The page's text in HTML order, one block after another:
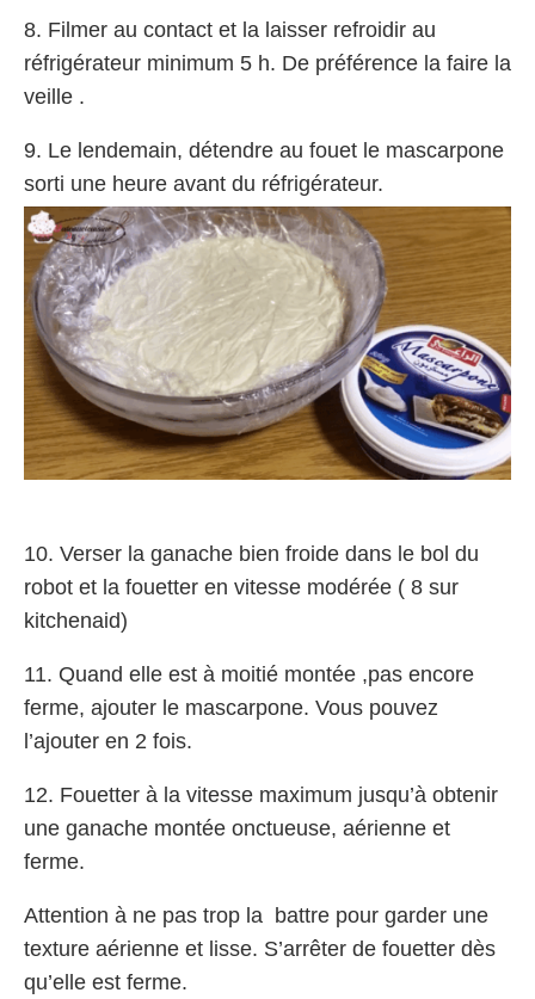
8. Filmer au contact et la laisser refroidir au
réfrigérateur minimum 5 h. De préférence la faire la
veille .
9. Le lendemain, détendre au fouet le mascarpone
sorti une heure avant du réfrigérateur.
10. Verser la ganache bien froide dans le bol du
robot et la fouetter en vitesse modérée ( 8 sur
kitchenaid)
11. Quand elle est à moitié montée ,pas encore
ferme, ajouter le mascarpone. Vous pouvez
l’ajouter en 2 fois.
12. Fouetter à la vitesse maximum jusqu’à obtenir
une ganache montée onctueuse, aérienne et
ferme.
Attention à ne pas trop la battre pour garder une
texture aérienne et lisse. S’arrêter de fouetter dès
qu’elle est ferme.